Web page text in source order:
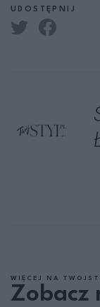
UDOSTĘPNIJ
WIĘCEJ NA
Zobacz